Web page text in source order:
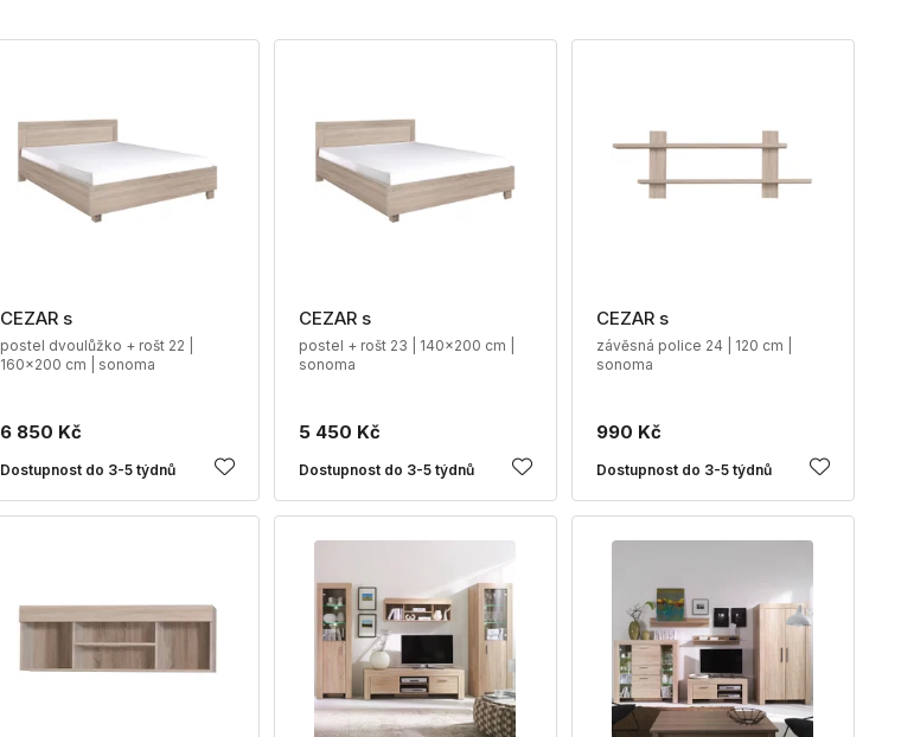
CEZAR s
postel dvoulůžko + rošt 22 |
160x200 cm | sonoma
6 850 Kč
Dostupnost do 3-5 týdnů
CEZAR s
postel + rošt 23 | 140x200 cm |
sonoma
5 450 Kč
Dostupnost do 3-5 týdnů
CEZAR s
závěsná police 24 | 120 cm |
sonoma
990 Kč
Dostupnost do 3-5 týdnů